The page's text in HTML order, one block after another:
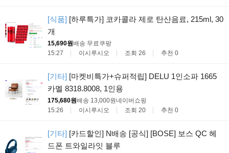
[식품] [하루특가] 코카콜라 제로 탄산음료, 215ml, 30
개
15,690원배송 무료쿠팡
15:27
이시루시오 조회 26 추천 0
[기타] [마켓비특가+슈퍼적립] DELU 1인소파 1665
카멜 8318.8008, 1인용
175,680원배송 13,000원네이버쇼핑
15:26
이시루시오 조회 20 추천 0
[기타] [카드할인] N배송 [공식] [BOSE] 보스 QC 헤
드폰 트와일라잇 블루